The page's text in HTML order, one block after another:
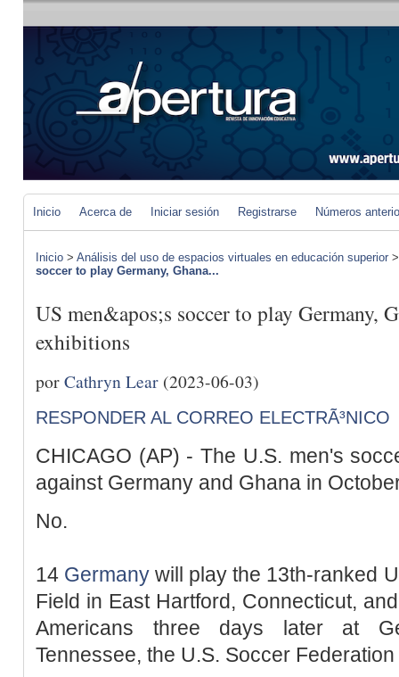
Inicio Acerca de Iniciar sesión Registrarse Números
Inicio > Análisis del uso de espacios virtuales en educación superior
soccer to play Germany, Ghana...
US men&apos;s soccer to play Germany,
exhibitions
porCathryn Lear (2023-06-03)
RESPONDER AL CORREO ELECTRÃ³NICO
CHICAGO (AP) - The U.S. men's
against Germany and Ghana in
No.
14 Germany will play the 13th-ranked
Field in East Hartford, Connecticut,
Americans three days later at
Tennessee, the U.S. Soccer